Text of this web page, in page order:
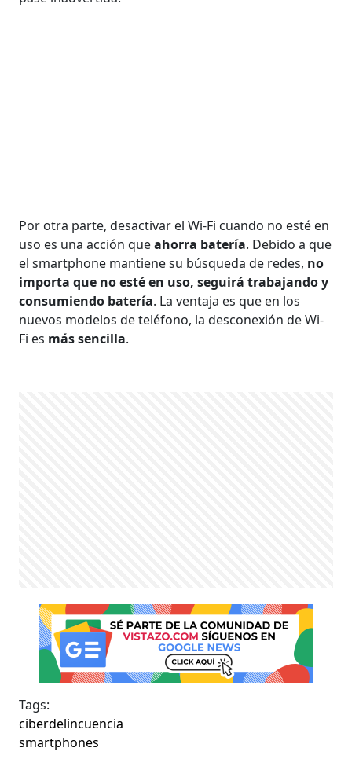
Por otra parte, desactivar el Wi-Fi cuando no esté en
uso es una acción queahorra batería. Debido a que
el smartphone mantiene su búsqueda de redes, no
importa que no esté en uso, seguirá trabajando y
consumiendo batería. La ventaja es que en los
nuevos modelos de teléfono, la desconexión de Wi-
Fi es más sencilla.
Tags:
ciberdelincuencia
smartphones